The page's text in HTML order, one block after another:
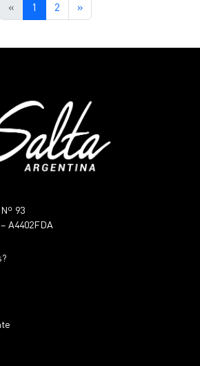
« 1 2 »
93
A4402FDA